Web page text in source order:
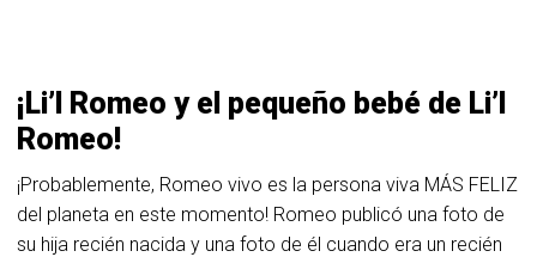
¡Li’l Romeo y el pequeño bebé de Li’l
Romeo!
¡Probablemente, Romeo vivo es la persona viva MÁS FELIZ
del planeta en este momento! Romeo publicó una foto de
su hija recién nacida y una foto de él cuando era un recién